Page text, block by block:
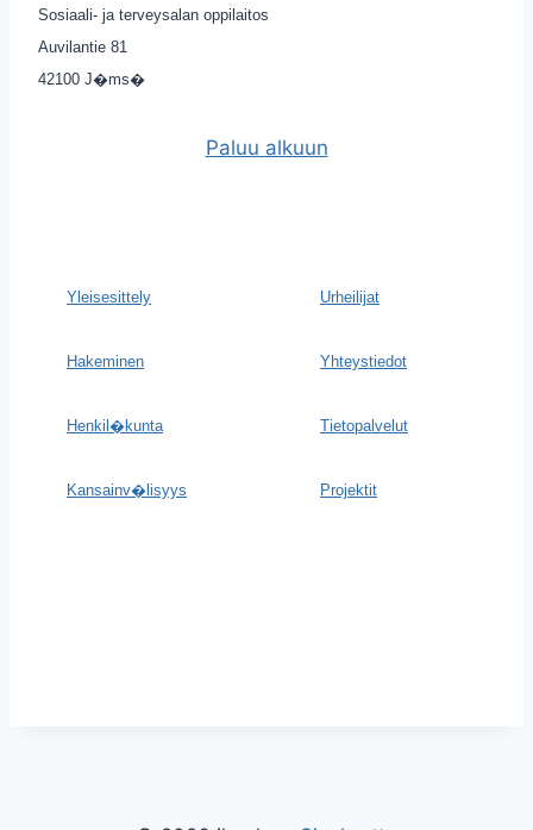
Sosiaali- ja terveysalan oppilaitos
Auvilantie 81
42100 J�ms�
Paluu alkuun
Yleisesittely Urheilijat
Hakeminen Yhteystiedot
Henkil�kunta Tietopalvelut
Kansainv�lisyys Projektit